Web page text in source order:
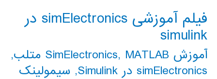
فیلم آموزشی simElectronics در
simulink
آموزش SimElectronics , MATLAB متلب
,
simElectronics در Simulink
, سیمولینک